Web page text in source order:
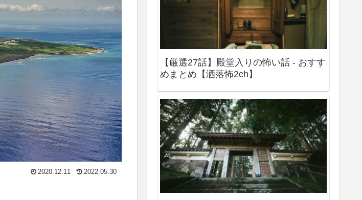
2020.12.11 2022.05.30
【厳選27話】殿堂入りの怖い話 - おすす
めまとめ【洒落怖2ch】